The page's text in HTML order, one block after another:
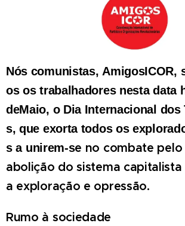
Nós comunistas,AmigosICOR,
osostrabalhadores nestadata
deMaio, o Dia Internacional dos
s,que exorta todos os
sa unirem-se no combate pelo
abolição dosistema
a exploração e opressão.
Rumo à sociedade